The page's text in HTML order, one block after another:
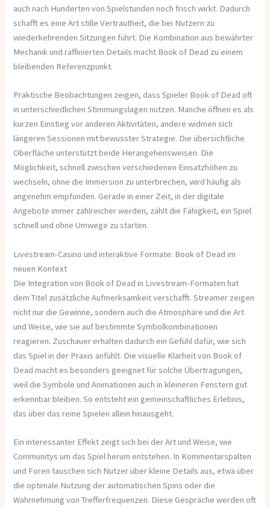
auch nach Hunderten von Spielstunden noch frisch wirkt. Dadurch
schafft es eine Art stille Vertrautheit, die bei Nutzern zu
wiederkehrenden Sitzungen führt. Die Kombination aus bewährter
Mechanik und raffinierten Details macht Book of Dead zu einem
bleibenden Referenzpunkt.
Praktische Beobachtungen zeigen, dass Spieler Book of Dead oft
in unterschiedlichen Stimmungslagen nutzen. Manche öffnen es als
kurzen Einstieg vor anderen Aktivitäten, andere widmen sich
längeren Sessionen mit bewusster Strategie. Die übersichtliche
Oberfläche unterstützt beide Herangehensweisen. Die
Möglichkeit, schnell zwischen verschiedenen Einsatzhöhen zu
wechseln, ohne die Immersion zu unterbrechen, wird häufig als
angenehm empfunden. Gerade in einer Zeit, in der digitale
Angebote immer zahlreicher werden, zählt die Fähigkeit, ein Spiel
schnell und ohne Umwege zu starten.
Livestream-Casino und interaktive Formate: Book of Dead im
neuen Kontext
Die Integration von Book of Dead in Livestream-Formaten hat
dem Titel zusätzliche Aufmerksamkeit verschafft. Streamer zeigen
nicht nur die Gewinne, sondern auch die Atmosphäre und die Art
und Weise, wie sie auf bestimmte Symbolkombinationen
reagieren. Zuschauer erhalten dadurch ein Gefühl dafür, wie sich
das Spiel in der Praxis anfühlt. Die visuelle Klarheit von Book of
Dead macht es besonders geeignet für solche Übertragungen,
weil die Symbole und Animationen auch in kleineren Fenstern gut
erkennbar bleiben. So entsteht ein gemeinschaftliches Erlebnis,
das über das reine Spielen allein hinausgeht.
Ein interessanter Effekt zeigt sich bei der Art und Weise, wie
Communitys um das Spiel herum entstehen. In Kommentarspalten
und Foren tauschen sich Nutzer über kleine Details aus, etwa über
die optimale Nutzung der automatischen Spins oder die
Wahrnehmung von Trefferfrequenzen. Diese Gespräche werden oft